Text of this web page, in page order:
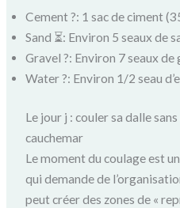
Cement ?️: 1 sac de ciment
Sand ⏳: Environ 5 seaux de
Gravel ?: Environ 7 seaux de
Water ?: Environ 1/2 seau
Le jour j : couler sa dalle
cauchemar
Le moment du coulage est
qui demande de
peut créer des zones de «